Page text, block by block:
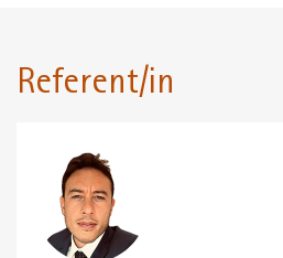
Referent/in